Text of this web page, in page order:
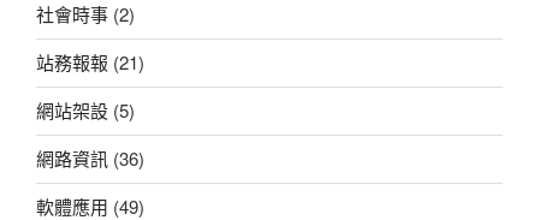
社會時事 (2)
站務報報 (21)
網站架設 (5)
網路資訊 (36)
軟體應用 (49)